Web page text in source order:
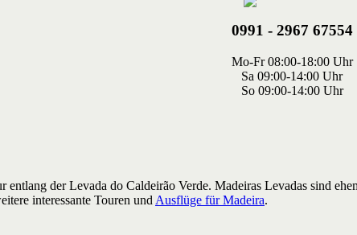
0991 - 2967 67554
Mo-Fr 08:00-18:00 Uhr
Sa 09:00-14:00 Uhr
So 09:00-14:00 Uhr
entlang der Levada do Caldeirão Verde. Madeiras Levadas sind
interessante Touren und Ausflüge für Madeira.